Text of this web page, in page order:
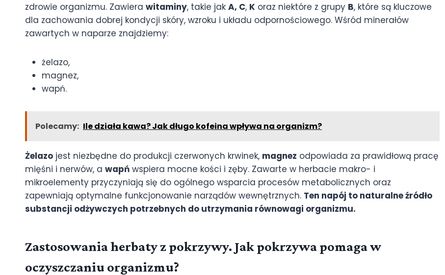
zdrowie organizmu. Zawiera witaminy, takie jak A, C, K oraz niektóre z grupy B, które są kluczowe
dla zachowania dobrej kondycji skóry, wzroku i układu odpornościowego. Wśród minerałów
zawartych w naparze znajdziemy:
żelazo,
magnez,
wapń.
Polecamy: Ile działa kawa? Jak długo kofeina wpływa na organizm?
Żelazo jest niezbędne do produkcji czerwonych krwinek, magnez odpowiada za prawidłową pracę
mięśni i nerwów, a wapń wspiera mocne kości i zęby. Zawarte w herbacie makro- i
mikroelementy przyczyniają się do ogólnego wsparcia procesów metabolicznych oraz
zapewniają optymalne funkcjonowanie narządów wewnętrznych. Ten napój to naturalne źródło
substancji odżywczych potrzebnych do utrzymania równowagi organizmu.
Zastosowania herbaty z pokrzywy. Jak pokrzywa pomaga w
oczyszczaniu organizmu?